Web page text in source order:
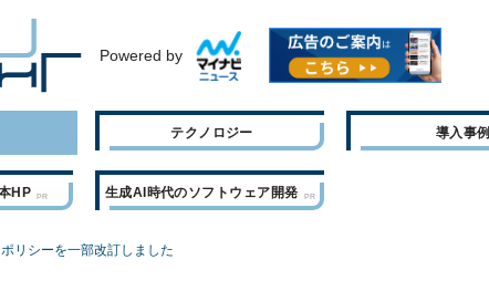
Powered by
テクノロジー 導入事例
HP 生成AI時代のソフトウェア開発
リシーを一部改訂しました